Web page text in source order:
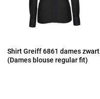
Shirt Greiff 6861 dames zwart
(Dames blouse regular fit)